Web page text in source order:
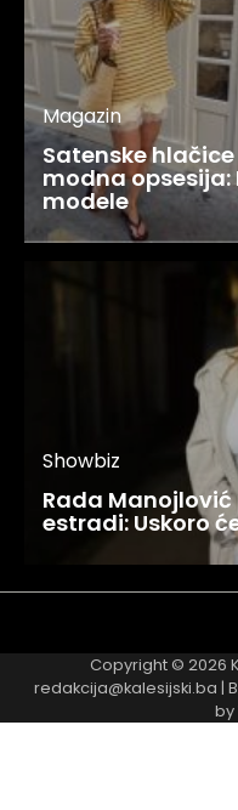
Magazin
Satenske
modna opsesija:
modele
Showbiz
Rada
estradi: Uskoro
Copyright © 2026
redakcija@kalesijski.ba |
by